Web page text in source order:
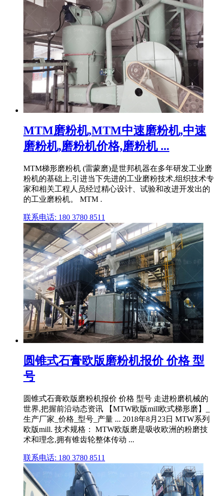
MTM磨粉机,MTM中速磨粉机,中速
磨粉机,磨粉机价格,磨粉机 ...
MTM梯形磨粉机 (雷蒙磨)是世邦机器在多年研发工业磨
粉机的基础上,引进当下先进的工业磨粉技术,组织技术专
家和相关工程人员经过精心设计、试验和改进开发出的
的工业磨粉机。 MTM .
联系电话: 180 3780 8511
圆锥式石膏欧版磨粉机报价 价格 型
号
圆锥式石膏欧版磨粉机报价 价格 型号 走进粉磨机械的
世界,把握前沿动态资讯 【MTW欧版mill欧式梯形磨】_
生产厂家_价格_型号_产量 ... 2018年8月23日 MTW系列
欧版mill. 技术规格： MTW欧版磨是吸收欧洲的粉磨技
术和理念,拥有锥齿轮整体传动 ...
联系电话: 180 3780 8511